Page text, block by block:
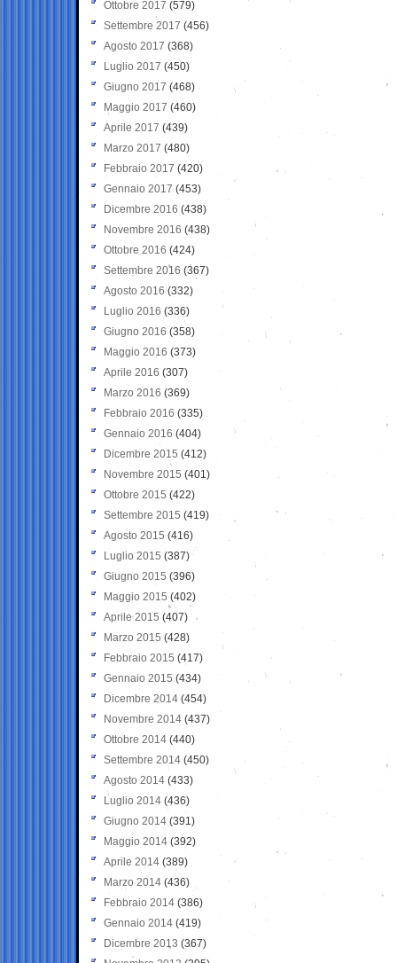
Ottobre 2017 (579)
Settembre 2017 (456)
Agosto 2017 (368)
Luglio 2017 (450)
Giugno 2017 (468)
Maggio 2017 (460)
Aprile 2017 (439)
Marzo 2017 (480)
Febbraio 2017 (420)
Gennaio 2017 (453)
Dicembre 2016 (438)
Novembre 2016 (438)
Ottobre 2016 (424)
Settembre 2016 (367)
Agosto 2016 (332)
Luglio 2016 (336)
Giugno 2016 (358)
Maggio 2016 (373)
Aprile 2016 (307)
Marzo 2016 (369)
Febbraio 2016 (335)
Gennaio 2016 (404)
Dicembre 2015 (412)
Novembre 2015 (401)
Ottobre 2015 (422)
Settembre 2015 (419)
Agosto 2015 (416)
Luglio 2015 (387)
Giugno 2015 (396)
Maggio 2015 (402)
Aprile 2015 (407)
Marzo 2015 (428)
Febbraio 2015 (417)
Gennaio 2015 (434)
Dicembre 2014 (454)
Novembre 2014 (437)
Ottobre 2014 (440)
Settembre 2014 (450)
Agosto 2014 (433)
Luglio 2014 (436)
Giugno 2014 (391)
Maggio 2014 (392)
Aprile 2014 (389)
Marzo 2014 (436)
Febbraio 2014 (386)
Gennaio 2014 (419)
Dicembre 2013 (367)